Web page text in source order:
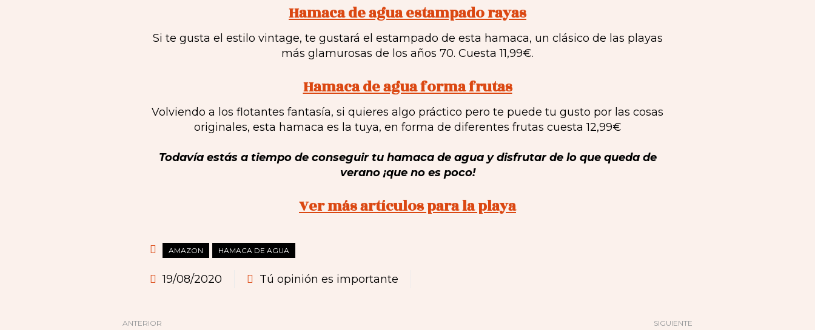
Hamaca de agua estampado rayas
Si te gusta el estilo vintage, te gustará el estampado de esta hamaca, un clásico de las playas
más glamurosas de los años 70. Cuesta 11,99€.
Hamaca de agua forma frutas
Volviendo a los flotantes fantasía, si quieres algo práctico pero te puede tu gusto por las cosas
originales, esta hamaca es la tuya, en forma de diferentes frutas cuesta 12,99€
Todavía estás a tiempo de conseguir tu hamaca de agua y disfrutar de lo que queda de
verano ¡que no es poco!
Ver más artículos para la playa
AMAZON HAMACA DE AGUA
19/08/2020 Tú opinión es importante
ANTERIOR SIGUIENTE